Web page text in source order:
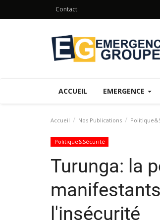
Contact
ACCUEIL EMERGENCE
Accueil Nos Publications
Politique&Sécurité
Turunga: la
l'insécurité